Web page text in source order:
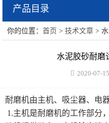
产品目录
水泥砂浆类试验仪器
混凝土类检测设备
防水卷材类试验仪器
你的位置：首页 >技术文章 >
水泥胶砂耐磨
2020-07-15
耐磨机由主机、吸尘器、电
1.主机是耐磨机的工作部分